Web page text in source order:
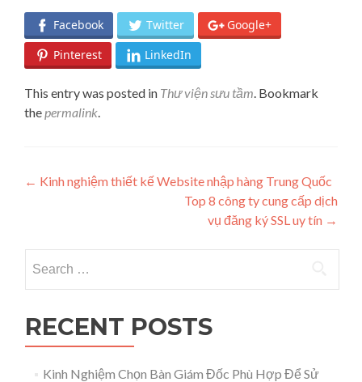
Facebook Twitter
Google+
Pinterest
LinkedIn
This entry was posted in Thư viện sưu tầm . Bookmark
the permalink
Post navigation
← Kinh nghiệm thiết kế Website nhập hàng Trung Quốc
Top 8 công ty cung cấp dịch
vụ đăng ký SSL uy tín →
RECENT POSTS
Kinh Nghiệm Chọn Bàn Giám Đốc Phù Hợp Để Sử